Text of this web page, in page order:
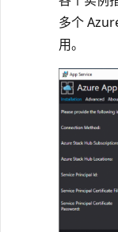
多个
用。